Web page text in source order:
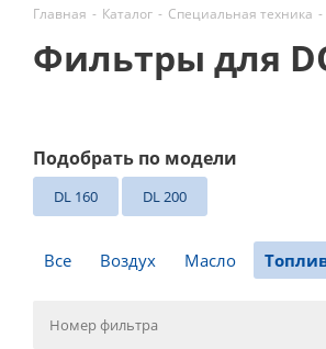
Главная - Каталог - Специальная техника -
Фильтры для
Подобрать по модели
DL 160 DL 200
Все Воздух Масло